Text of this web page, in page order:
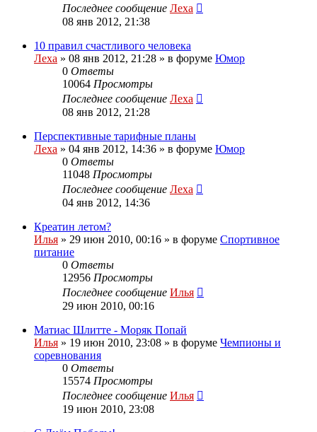
Последнее сообщение Леха
08 янв 2012, 21:38
10 правил счастливого человека
Леха » 08 янв 2012, 21:28 » в форуме Юмор
0 Ответы
10064 Просмотры
Последнее сообщение Леха
08 янв 2012, 21:28
Перспективные тарифные планы
Леха » 04 янв 2012, 14:36 » в форуме Юмор
0 Ответы
11048 Просмотры
Последнее сообщение Леха
04 янв 2012, 14:36
Креатин летом?
Илья » 29 июн 2010, 00:16 » в форуме Спортивное
питание
0 Ответы
12956 Просмотры
Последнее сообщение Илья
29 июн 2010, 00:16
Матиас Шлитте - Моряк Попай
Илья » 19 июн 2010, 23:08 » в форуме Чемпионы и
соревнования
0 Ответы
15574 Просмотры
Последнее сообщение Илья
19 июн 2010, 23:08